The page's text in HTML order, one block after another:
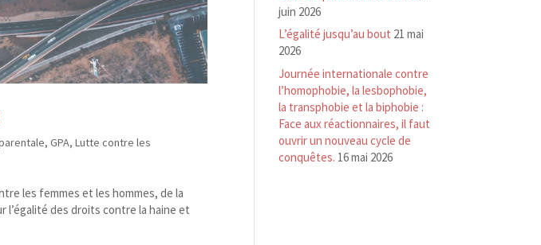
,GPA,Lutte contre les
les femmes et les hommes, de la
l’égalité des droits con­tre la haine et
juin 2026
L’égalité jusqu’au bout 21 mai
2026
Journée internationale contre
l’homophobie, la lesbophobie,
la transphobie et la biphobie :
Face aux réactionnaires, il faut
ouvrir un nouveau cycle de
conquêtes. 16 mai 2026